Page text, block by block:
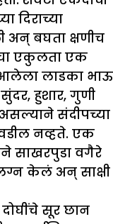
दिराच्या
अन् बघता क्षणीच
एकुलता एक
आलेला लाडका भाऊ
हुशार, गुणी
संदीपच्या
वडील नव्हते. एक
साखरपुडा वगैरे
केलं अन् साक्षी
सूर छान